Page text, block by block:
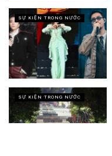
SỰ KIỆN TRONG NƯỚC
SỰ KIỆN TRONG NƯỚC